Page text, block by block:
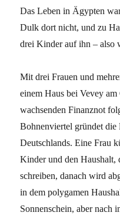
Das Leben in Ägypten
Dulk dort nicht, und zu
drei Kinder auf ihn – also
Mit drei Frauen und
einem Haus bei Vevey
wachsenden Finanznot
Bohnenviertel gründet
Deutschlands. Eine Frau
Kinder und den Haushalt,
schreiben, danach wird
in dem polygamen
Sonnenschein, aber nach